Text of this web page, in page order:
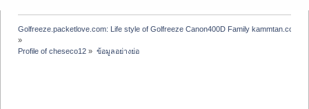
Golfreeze.packetlove.com: Life style of Golfreeze Canon400D Family kammtan.com
»
Profile of cheseco12 » ข้อมูลอย่างย่อ